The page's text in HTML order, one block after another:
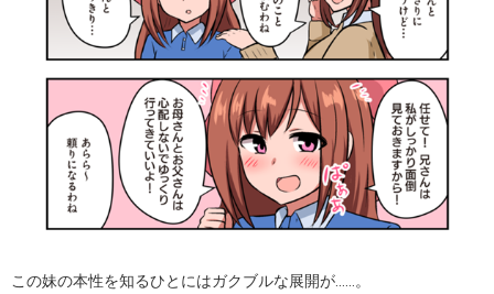
この妹の本性を知るひとにはガクブルな展開が......。